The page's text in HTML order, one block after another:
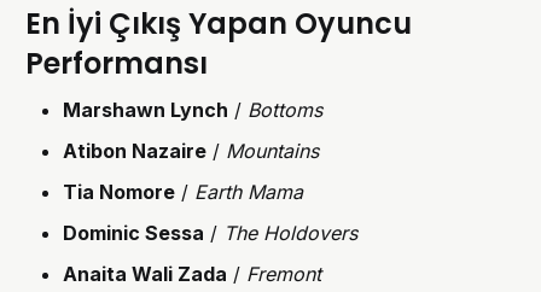
En İyi Çıkış Yapan Oyuncu
Performansı
Marshawn Lynch / Bottoms
Atibon Nazaire / Mountains
Tia Nomore / Earth Mama
Dominic Sessa / The Holdovers
Anaita Wali Zada / Fremont